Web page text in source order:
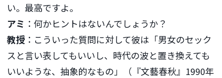
い。最高ですよ。
アミ ：何かヒントはないんでしょうか？
教授 ：こういった質問に対して彼は「男女のセック
スと言い表してもいいし、時代の波と置き換えても
いいような、抽象的なもの」（『文藝春秋』1990年